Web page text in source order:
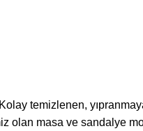
temizlenen,
olan masa ve sandalye